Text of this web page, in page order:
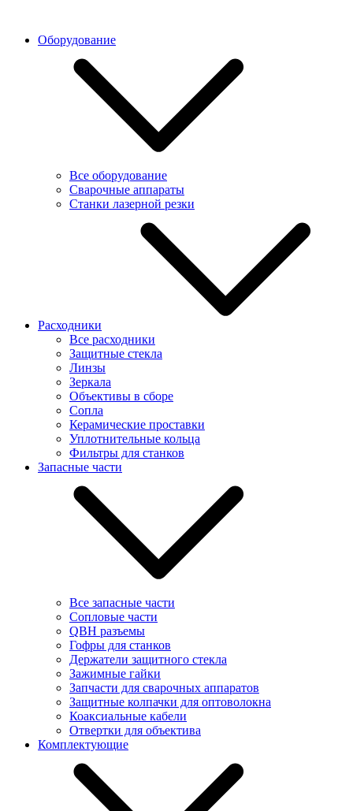
Оборудование
Все оборудование
Сварочные аппараты
Станки лазерной резки
Расходники
Все расходники
Защитные стекла
Линзы
Зеркала
Объективы в сборе
Сопла
Керамические проставки
Уплотнительные кольца
Фильтры для станков
Запасные части
Все запасные части
Сопловые части
QBH разъемы
Гофры для станков
Держатели защитного стекла
Зажимные гайки
Запчасти для сварочных аппаратов
Защитные колпачки для оптоволокна
Коаксиальные кабели
Отвертки для объектива
Комплектующие